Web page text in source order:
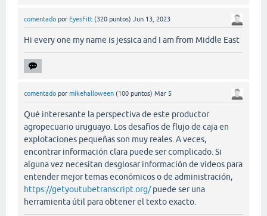
comentado por EyesFitt (320 puntos) Jun 13, 2023
Hi every one my name is jessica and I am from Middle East
comentado por mikehalloween (100 puntos) Mar 5
Qué interesante la perspectiva de este productor
agropecuario uruguayo. Los desafíos de flujo de caja en
explotaciones pequeñas son muy reales. A veces,
encontrar información clara puede ser complicado. Si
alguna vez necesitan desglosar información de videos para
entender mejor temas económicos o de administración,
https://getyoutubetranscript.org/puede ser una
herramienta útil para obtener el texto exacto.